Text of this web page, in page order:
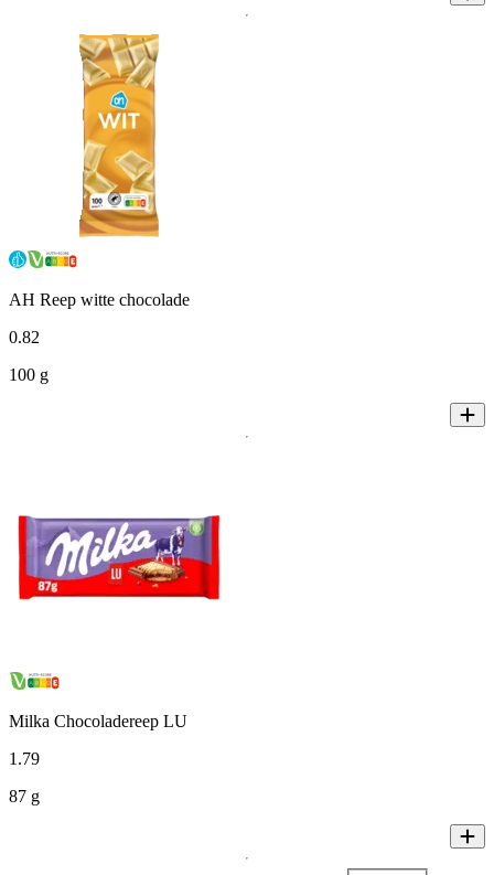
AH Reep witte chocolade
0.82
100 g
Milka Chocoladereep LU
1 .79
87 g